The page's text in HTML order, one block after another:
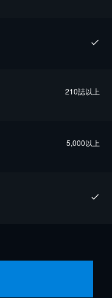
210誌以上
5,000以上